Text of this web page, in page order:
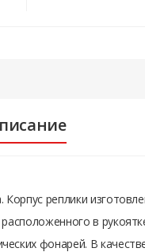
реплики
в
фонарей. В